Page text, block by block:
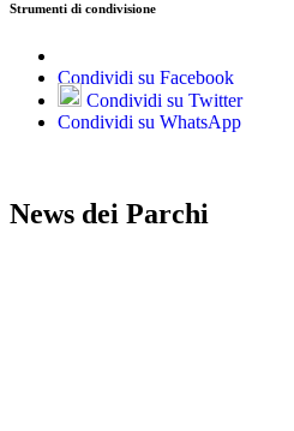
Strumenti di condivisione
Condividi su Facebook
Condividi su Twitter
Condividi su WhatsApp
News dei Parchi